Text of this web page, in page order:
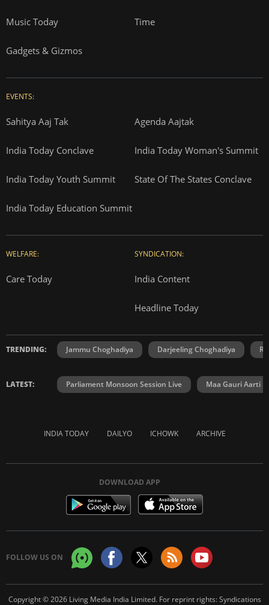
Music Today Time
Gadgets & Gizmos
EVENTS:
Sahitya Aaj Tak Agenda Aajtak
India Today Conclave India Today Woman's Summit
India Today Youth Summit State Of The States Conclave
India Today Education Summit
WELFARE:
Care Today
SYNDICATION:
India Content
Headline Today
TRENDING: Jammu Choghadiya Darjeeling Choghadiya
LATEST: Parliament Monsoon Session Live Maa Gauri Aarti
INDIA TODAY DAILYO ICHOWK ARCHIVE
DOWNLOAD APP
FOLLOW US ON
Copyright © 2026 Living Media India Limited. For reprint rights:Syndications